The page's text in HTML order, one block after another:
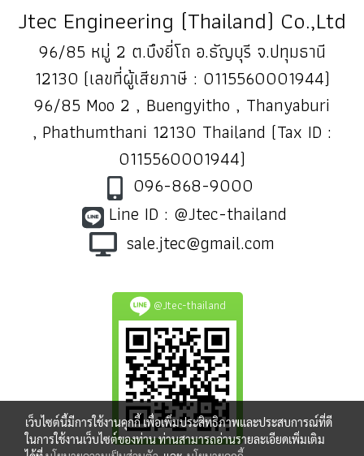
Jtec Engineering (Thailand) Co.,Ltd
96/85 หมู่ 2 ต.บึงยี่โถ อ.ธัญบุรี จ.ปทุมธานี
12130 (เลขที่ผู้เสียภาษี : 0115560001944)
96/85 Moo 2 , Buengyitho , Thanyaburi
, Phathumthani 12130 Thailand (Tax ID :
0115560001944)
096-868-9000
Line ID : @Jtec-thailand
sale.jtec@gmail.com
@Jtec-thailand
เว็บไซต์นี้มีการใช้งานคุกกี้ เพื่อเพิ่มประสิทธิภาพและประสบการณ์ที่ดี
ในการใช้งานเว็บไซต์ของท่าน ท่านสามารถอ่านรายละเอียดเพิ่มเติม